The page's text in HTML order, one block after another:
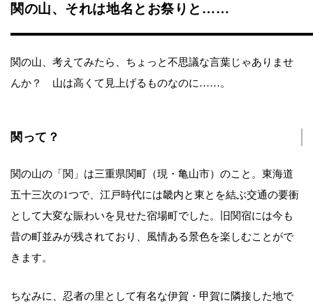
関の山、それは地名とお祭りと……
関の山、考えてみたら、ちょっと不思議な言葉じゃありませ
んか？ 山は高くて見上げるものなのに……。
関って？
関の山の「関」は三重県関町（現・亀山市）のこと。東海道
五十三次の1つで、江戸時代には畿内と東とを結ぶ交通の要衝
として大変な賑わいを見せた宿場町でした。旧関宿には今も
昔の町並みが残されており、風情ある景色を楽しむことがで
きます。
ちなみに、忍者の里として有名な伊賀・甲賀に隣接した地で